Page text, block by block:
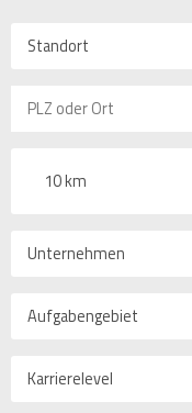
Standort
10 km
Unternehmen
Aufgabengebiet
Karrierelevel